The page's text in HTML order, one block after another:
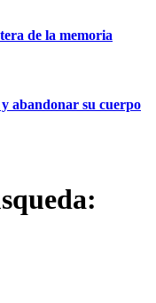
de la memoria
abandonar su cuerpo